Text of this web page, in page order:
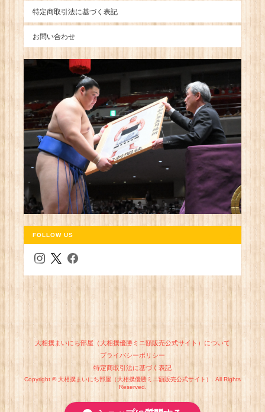
特定商取引法に基づく表記
お問い合わせ
FOLLOW US
大相撲まいにち部屋（大相撲優勝ミニ額販売公式サイト）について
プライバシーポリシー
特定商取引法に基づく表記
Copyright © 大相撲まいにち部屋（大相撲優勝ミニ額販売公式サイト）. All Rights
Reserved.